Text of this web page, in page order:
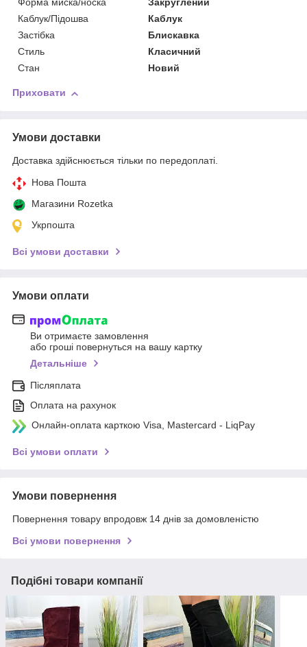
Форма миска/носка
Закруглений
Каблук/Підошва
Каблук
Застібка
Блискавка
Стиль
Класичний
Стан
Новий
Приховати
Умови доставки
Доставка здійснюється тільки по передоплаті.
Нова Пошта
Магазини Rozetka
Укрпошта
Всі умови доставки
Умови оплати
Ви отримаєте замовлення
або гроші повернуться на вашу картку
Детальніше
Післяплата
Оплата на рахунок
Онлайн-оплата карткою Visa, Mastercard - LiqPay
Всі умови оплати
Умови повернення
Повернення товару впродовж 14 днів за домовленістю
Всі умови повернення
Подібні товари компанії